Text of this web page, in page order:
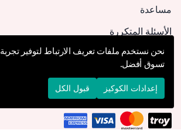
مساعدة
الأسئلة المتكررة
كيف يمكنني تقديم طلب؟
الشحن والتوصيل
الإرجاع والإلغاء
نحن نستخدم ملفات تعريف الارتباط لتوفير تجربة
تسوق أفضل.
إعدادات الكوكيز قبول الكل